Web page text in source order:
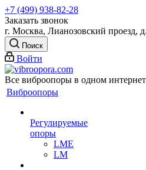
+7 (499) 938-82-28
Заказать звонок
г. Москва, Лианозовский проезд,
Поиск
Войти
Все виброопоры в одном
Виброопоры
Регулируемые
опоры
LME
LM